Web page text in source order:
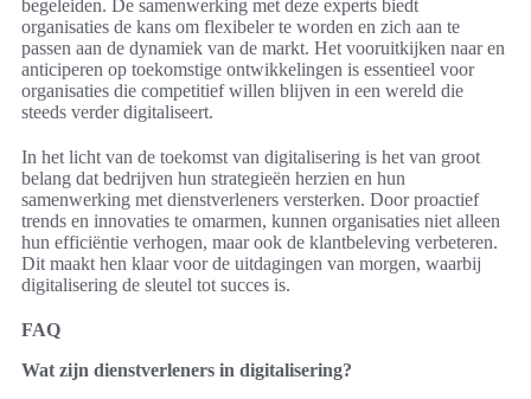
begeleiden. De samenwerking met deze experts biedt
organisaties de kans om flexibeler te worden en zich aan te
passen aan de dynamiek van de markt. Het vooruitkijken naar en
anticiperen op toekomstige ontwikkelingen is essentieel voor
organisaties die competitief willen blijven in een wereld die
steeds verder digitaliseert.
In het licht van de toekomst van digitalisering is het van groot
belang dat bedrijven hun strategieën herzien en hun
samenwerking met dienstverleners versterken. Door proactief
trends en innovaties te omarmen, kunnen organisaties niet alleen
hun efficiëntie verhogen, maar ook de klantbeleving verbeteren.
Dit maakt hen klaar voor de uitdagingen van morgen, waarbij
digitalisering de sleutel tot succes is.
FAQ
Wat zijn dienstverleners in digitalisering?